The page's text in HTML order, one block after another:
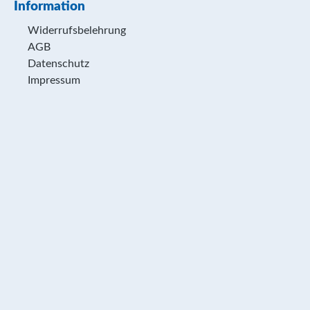
Information
Widerrufsbelehrung
AGB
Datenschutz
Impressum